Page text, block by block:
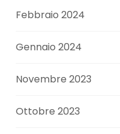
Febbraio 2024
Gennaio 2024
Novembre 2023
Ottobre 2023